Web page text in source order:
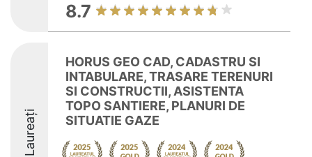
8.7
Laureați
HORUS GEO CAD, CADASTRU SI
INTABULARE, TRASARE TERENURI
SI CONSTRUCTII, ASISTENTA
TOPO SANTIERE, PLANURI DE
SITUATIE GAZE